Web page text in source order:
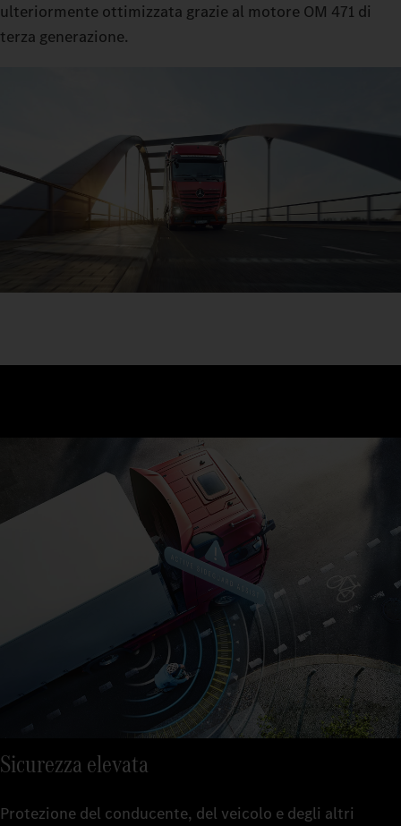
ulteriormente ottimizzata grazie al motore OM 471 di
terza generazione.
Sicurezza elevata
Protezione del conducente, del veicolo e degli altri